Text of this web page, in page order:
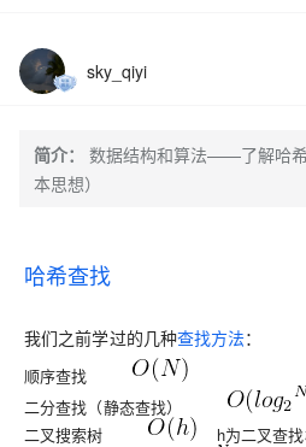
sky_qiyi
简介：
数据结构和算法——了解哈
本思想）
哈希查找
我们之前学过的几种查找方法：
顺序查找
二分查找（静态查找）
二叉搜索树
h为二叉查